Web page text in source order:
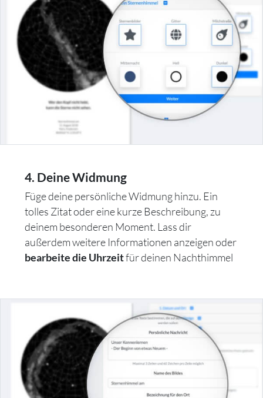
4. Deine Widmung
Füge deine persönliche Widmung hinzu. Ein
tolles Zitat oder eine kurze Beschreibung, zu
deinem besonderen Moment. Lass dir
außerdem weitere Informationen anzeigen oder
bearbeite die Uhrzeitfür deinen Nachthimmel